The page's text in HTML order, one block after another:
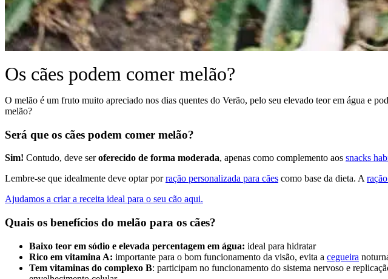
Os cães podem comer melão?
O melão é um fruto muito apreciado nos dias quentes do Verão, pelo seu elevado teor em água e
melão?
Será que os cães podem comer melão?
Sim! Contudo, deve seroferecido de forma moderada, apenas como complemento aos snacks
Lembre-se que idealmente deve optar porração personalizada para cães como base da dieta. A
Ajudamos a criar a receita ideal para o seu cão aqui.
Quais os benefícios do melão para os cães?
Baixo teor em sódio e elevada percentagem em água: ideal para hidratar
Rico em vitamina A: importante para o bom funcionamento da visão, evita a cegueira
Tem vitaminas do complexo B: participam no funcionamento do sistema nervoso e